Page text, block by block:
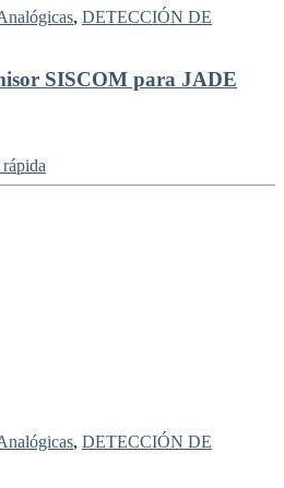
, DETECCIÓN DE
SISCOM para JADE
, DETECCIÓN DE